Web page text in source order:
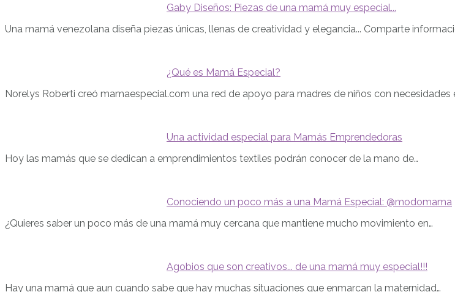
Gaby Diseños: Piezas de una mamá muy especial...
Una mamá venezolana diseña piezas únicas, llenas de creatividad y elegancia... Comparte
¿Qué es Mamá Especial?
Norelys Roberti creó mamaespecial.com una red de apoyo para madres de niños con necesidades
Una actividad especial para Mamás Emprendedoras
Hoy las mamás que se dedican a emprendimientos textiles podrán conocer de la mano de…
Conociendo un poco más a una Mamá Especial: @modomama
¿Quieres saber un poco más de una mamá muy cercana que mantiene mucho movimiento en…
Agobios que son creativos... de una mamá muy especial!!!
Hay una mamá que aun cuando sabe que hay muchas situaciones que enmarcan la maternidad…